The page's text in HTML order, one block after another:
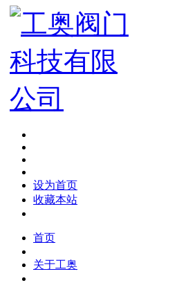
设为首页
收藏本站
首页
关于工奥